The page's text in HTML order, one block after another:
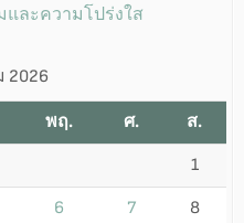
ละความโปร่งใส
2026
พฤ. ศ. ส.
1
6 7 8